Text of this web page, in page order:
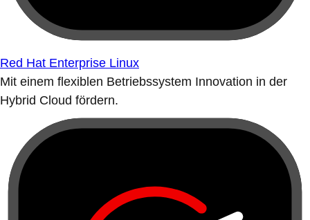
Red Hat Enterprise Linux
Mit einem flexiblen Betriebssystem Innovation in der
Hybrid Cloud fördern.